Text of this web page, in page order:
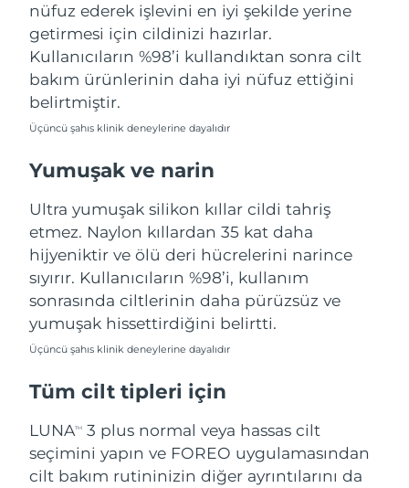
nüfuz ederek işlevini en iyi şekilde yerine
getirmesi için cildinizi hazırlar.
Kullanıcıların %98’i kullandıktan sonra cilt
bakım ürünlerinin daha iyi nüfuz ettiğini
belirtmiştir.
Üçüncü şahıs klinik deneylerine dayalıdır
Yumuşak ve narin
Ultra yumuşak silikon kıllar cildi tahriş
etmez. Naylon kıllardan 35 kat daha
hijyeniktir ve ölü deri hücrelerini narince
sıyırır. Kullanıcıların %98’i, kullanım
sonrasında ciltlerinin daha pürüzsüz ve
yumuşak hissettirdiğini belirtti.
Üçüncü şahıs klinik deneylerine dayalıdır
Tüm cilt tipleri için
LUNATM
3 plus normal veya hassas cilt
seçimini yapın ve FOREO uygulamasından
cilt bakım rutininizin diğer ayrıntılarını da
İsviçre Tahmini teslim tarihi
Tayvan
Tayland
Birleşik Arap
Emirlikleri
Tahmini teslim tarihi
Birleşik Krallık Tahmini teslim tarihi8/8/26
Amerika Birleşik
Devletleri
Tahmini teslim tarihi